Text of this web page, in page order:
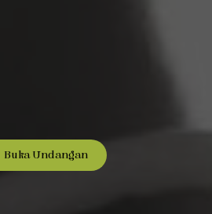
Buka Undangan